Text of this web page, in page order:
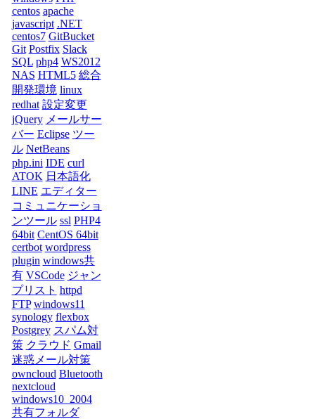
centos apache
javascript .NET
centos7 GitBucket
Git Postfix Slack
SQL php4 WS2012
NAS HTML5 総合
開発環境 linux
redhat 設定変更
jQuery メールサー
バー Eclipse ツー
ル NetBeans
php.ini IDE curl
ATOK 日本語化
LINE エディター
コミュニケーショ
ンツール ssl PHP4
64bit CentOS 64bit
certbot wordpress
plugin windows共
有 VSCode ジャン
プリスト httpd
FTP windows11
synology flexbox
Postgrey スパム対
策 クラウド Gmail
迷惑メール対策
owncloud Bluetooth
nextcloud
windows10_2004
共有フォルダ